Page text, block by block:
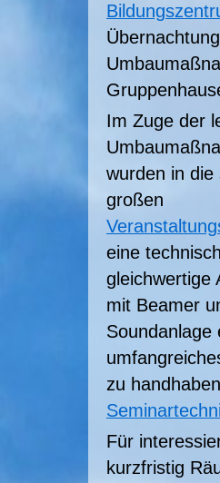
Im Zuge der
wurden in die
großen
eine technisch
gleichwertige
mit Beamer
Soundanlage
zu
Für
kurzfristig